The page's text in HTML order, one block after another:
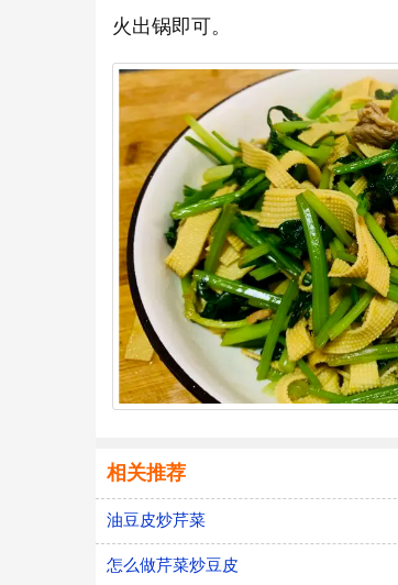
火出锅即可。
相关推荐
油豆皮炒芹菜
怎么做芹菜炒豆皮